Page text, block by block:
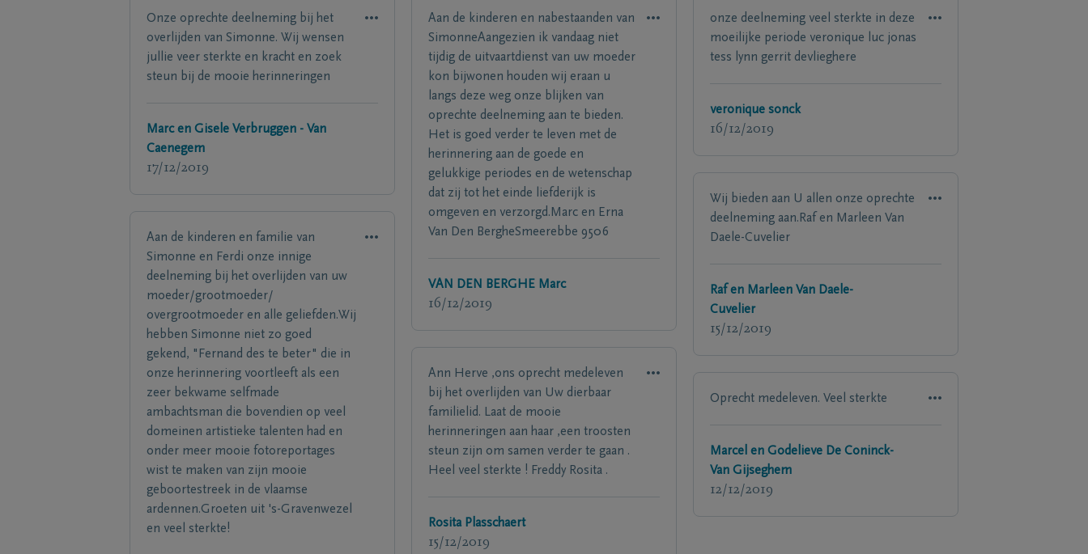
Onze oprechte deelneming bij het
overlijden van Simonne. Wij wensen
jullie veer sterkte en kracht en zoek
steun bij de mooie herinneringen
Marc en Gisele Verbruggen - Van
Caenegem
17/12/2019
Aan de kinderen en familie van
Simonne en Ferdi onze innige
deelneming bij het overlijden van uw
moeder/grootmoeder/
overgrootmoeder en alle geliefden.Wij
hebben Simonne niet zo goed
gekend, "Fernand des te beter" die in
onze herinnering voortleeft als een
zeer bekwame selfmade
ambachtsman die bovendien op veel
domeinen artistieke talenten had en
onder meer mooie fotoreportages
wist te maken van zijn mooie
geboortestreek in de vlaamse
ardennen.Groeten uit 's-Gravenwezel
en veel sterkte!
Aan de kinderen en nabestaanden van
SimonneAangezien ik vandaag niet
tijdig de uitvaartdienst van uw moeder
kon bijwonen houden wij eraan u
langs deze weg onze blijken van
oprechte deelneming aan te bieden.
Het is goed verder te leven met de
herinnering aan de goede en
gelukkige periodes en de wetenschap
dat zij tot het einde liefderijk is
omgeven en verzorgd.Marc en Erna
Van Den BergheSmeerebbe 9506
VAN DEN BERGHE Marc
16/12/2019
Ann Herve ,ons oprecht medeleven
bij het overlijden van Uw dierbaar
familielid. Laat de mooie
herinneringen aan haar ,een troosten
steun zijn om samen verder te gaan .
Heel veel sterkte ! Freddy Rosita .
Rosita Plasschaert
15/12/2019
onze deelneming veel sterkte in deze
moeilijke periode veronique luc jonas
tess lynn gerrit devlieghere
veronique sonck
16/12/2019
Wij bieden aan U allen onze oprechte
deelneming aan.Raf en Marleen Van
Daele-Cuvelier
Raf en Marleen Van Daele-
Cuvelier
15/12/2019
Oprecht medeleven. Veel sterkte
Marcel en Godelieve De Coninck-
Van Gijseghem
12/12/2019